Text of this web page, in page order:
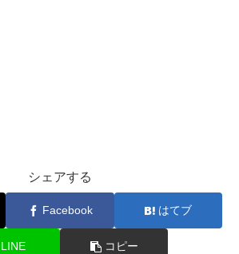
シェアする
Facebook はてブ
LINE コピー